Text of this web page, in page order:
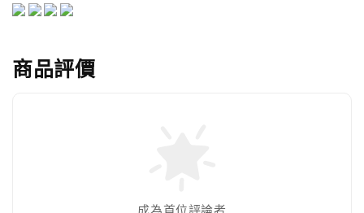
商品評價
成為首位評論者